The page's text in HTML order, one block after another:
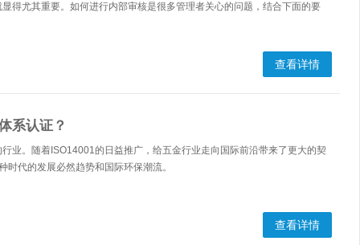
得尤其重要。如何进行内部审核是很多管理者关心的问题，结合下面的要
查看详情
系认证？
业。随着ISO14001的日益推广，给五金行业走向国际前沿带来了更大的契
代的发展必然趋势和国际环保潮流。
查看详情